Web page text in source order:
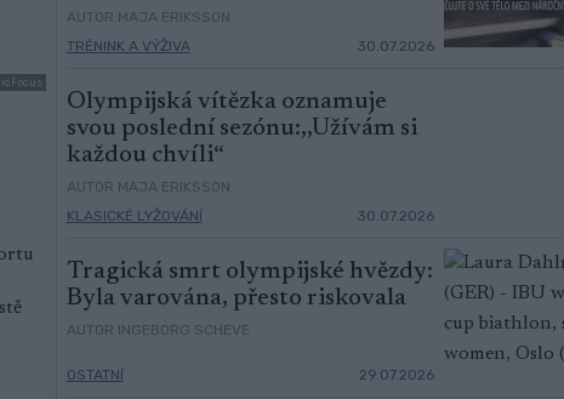
AUTOR MAJA ERIKSSON
TRÉNINK A VÝŽIVA
30.07.2026
Olympijská vítězka oznamuje
svou poslední sezónu:,,Užívám si
každou chvíli“
AUTOR MAJA ERIKSSON
KLASICKÉ LYŽOVÁNÍ
30.07.2026
Tragická smrt olympijské hvězdy:
Byla varována, přesto riskovala
AUTOR INGEBORG SCHEVE
OSTATNÍ 29.07.2026